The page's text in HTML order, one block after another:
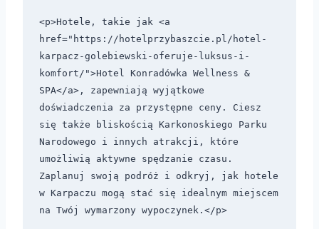
<p>Hotele, takie jak <a
href="https://hotelprzybaszcie.pl/hotel-
karpacz-golebiewski-oferuje-luksus-i-
komfort/">Hotel Konradówka Wellness &
SPA</a>, zapewniają wyjątkowe
doświadczenia za przystępne ceny. Ciesz
się także bliskością Karkonoskiego Parku
Narodowego i innych atrakcji, które
umożliwią aktywne spędzanie czasu.
Zaplanuj swoją podróż i odkryj, jak hotele
w Karpaczu mogą stać się idealnym miejscem
na Twój wymarzony wypoczynek.</p>